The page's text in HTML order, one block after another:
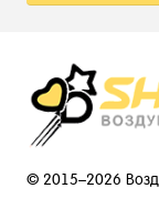
© 2015–2026